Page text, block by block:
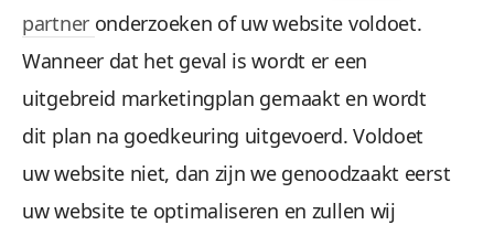
partner onderzoeken of uw website voldoet.
Wanneer dat het geval is wordt er een
uitgebreid marketingplan gemaakt en wordt
dit plan na goedkeuring uitgevoerd. Voldoet
uw website niet, dan zijn we genoodzaakt eerst
uw website te optimaliseren en zullen wij